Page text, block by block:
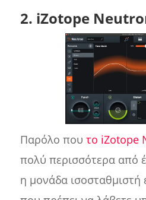
2. iZotope
Παρόλο που το iZotope
πολύ περισσότερα από
η μονάδα ισοσταθμιστή